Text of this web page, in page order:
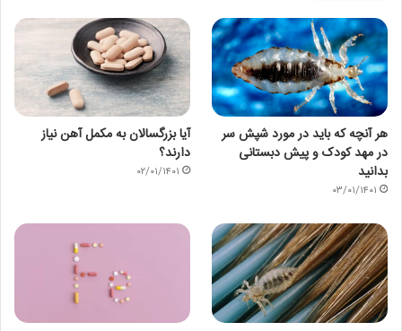
هر آنچه که باید در مورد شپش سر
در مهد کودک و پیش دبستانی
بدانید
۰۳/۰۱/۱۴۰۱
آیا بزرگسالان به مکمل آهن نیاز
دارند؟
۰۲/۰۱/۱۴۰۱